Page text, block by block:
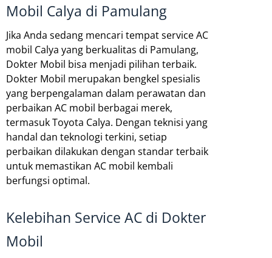
Mobil Calya di Pamulang
Jika Anda sedang mencari tempat service AC
mobil Calya yang berkualitas di Pamulang,
Dokter Mobil bisa menjadi pilihan terbaik.
Dokter Mobil merupakan bengkel spesialis
yang berpengalaman dalam perawatan dan
perbaikan AC mobil berbagai merek,
termasuk Toyota Calya. Dengan teknisi yang
handal dan teknologi terkini, setiap
perbaikan dilakukan dengan standar terbaik
untuk memastikan AC mobil kembali
berfungsi optimal.
Kelebihan Service AC di Dokter
Mobil